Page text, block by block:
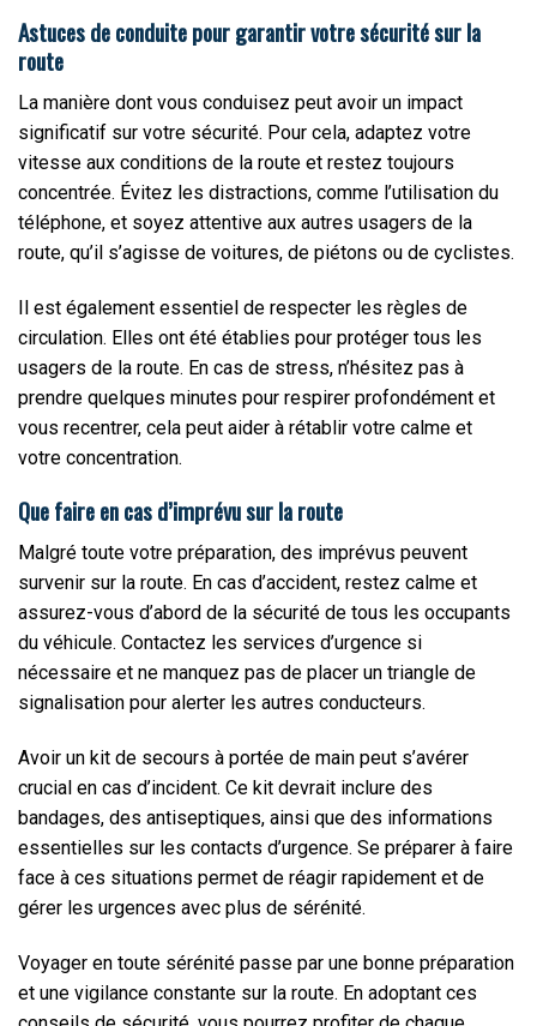
Astuces de conduite pour garantir votre sécurité sur la
route
La manière dont vous conduisez peut avoir un impact
significatif sur votre sécurité. Pour cela, adaptez votre
vitesse aux conditions de la route et restez toujours
concentrée. Évitez les distractions, comme l’utilisation du
téléphone, et soyez attentive aux autres usagers de la
route, qu’il s’agisse de voitures, de piétons ou de cyclistes.
Il est également essentiel de respecter les règles de
circulation. Elles ont été établies pour protéger tous les
usagers de la route. En cas de stress, n’hésitez pas à
prendre quelques minutes pour respirer profondément et
vous recentrer, cela peut aider à rétablir votre calme et
votre concentration.
Que faire en cas d’imprévu sur la route
Malgré toute votre préparation, des imprévus peuvent
survenir sur la route. En cas d’accident, restez calme et
assurez-vous d’abord de la sécurité de tous les occupants
du véhicule. Contactez les services d’urgence si
nécessaire et ne manquez pas de placer un triangle de
signalisation pour alerter les autres conducteurs.
Avoir un kit de secours à portée de main peut s’avérer
crucial en cas d’incident. Ce kit devrait inclure des
bandages, des antiseptiques, ainsi que des informations
essentielles sur les contacts d’urgence. Se préparer à faire
face à ces situations permet de réagir rapidement et de
gérer les urgences avec plus de sérénité.
Voyager en toute sérénité passe par une bonne préparation
et une vigilance constante sur la route. En adoptant ces